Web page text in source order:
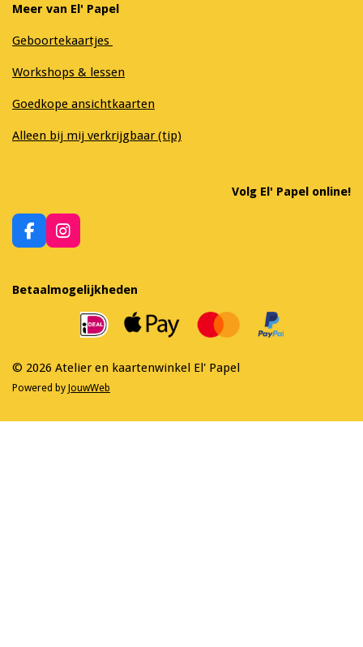
Meer van El' Papel
Geboortekaartjes
Workshops & lessen
Goedkope ansichtkaarten
Alleen bij mij verkrijgbaar (tip)
Volg El' Papel online!
F
a
e
b
I
n
a
m
Betaalmogelijkheden
© 2026 Atelier en kaartenwinkel El' Papel
Powered by JouwWeb